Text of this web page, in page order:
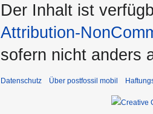
Der Inhalt ist
Attribution-
sofern nicht anders
Datenschutz Über postfossil mobil